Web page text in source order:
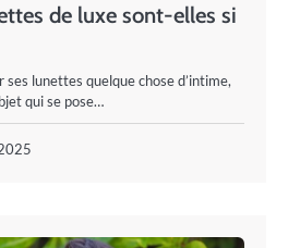
de luxe sont-elles si
ses lunettes quelque chose d’intime,
qui se pose…